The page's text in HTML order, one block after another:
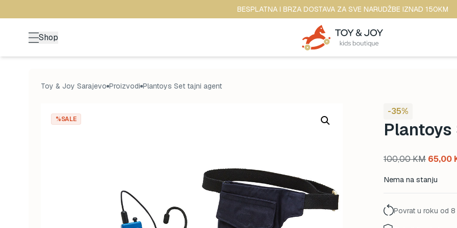
BESPLATNA I BRZA DOSTAVA ZA SVE NARUDŽBE IZNAD 150KM
Shop
Toy & Joy Sarajevo Proizvodi Plantoys Set tajni agent
%SALE
-35%
100,00KM Original
65,00
Nema na stanju
Povrat u roku od 8